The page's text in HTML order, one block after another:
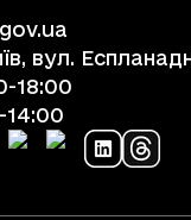
вул.
18:00
14:00